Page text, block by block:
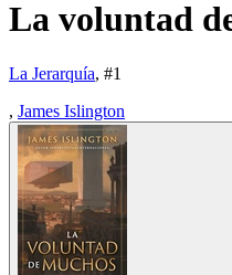
La voluntad
La Jerarquía, #1
, James Islington